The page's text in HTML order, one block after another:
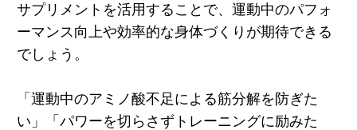
サプリメントを活用することで、運動中のパフォ
ーマンス向上や効率的な身体づくりが期待できる
でしょう。
「運動中のアミノ酸不足による筋分解を防ぎた
い」「パワーを切らさずトレーニングに励みた